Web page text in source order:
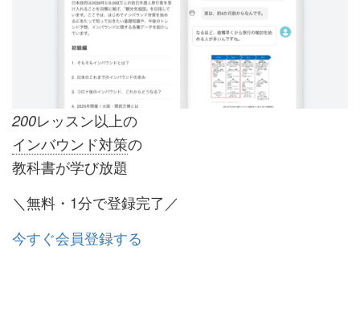
200レッスン以上の
インバウンド対策の
教科書が学び放題
＼無料・1分で登録完了／
今すぐ会員登録する